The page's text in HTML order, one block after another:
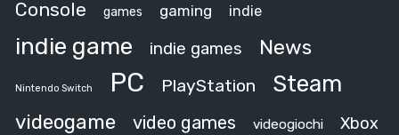
Console games gaming indie
indie game indie games News
Nintendo Switch PC PlayStation Steam
videogame video games videogiochi Xbox